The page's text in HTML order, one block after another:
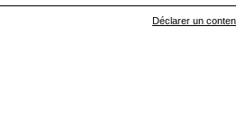
Déclarer un